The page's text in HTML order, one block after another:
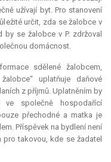
užívají byt. Pro stanovení
určit, zda se žalobce v
by se žalobce v P. zdržoval
domácnost.
sdělené žalobcem,
uplatňuje daňové
z příjmů. Uplatněním by
společně hospodařící
přechodné a matka je
Příspěvek na bydlení není
takovou, kde se žadatel